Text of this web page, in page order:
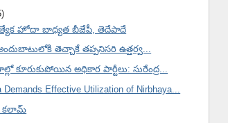
హోదా బాధ్యత బీజేపీ, తెదేపాదే
అందుబాటులోకి తెచ్చాకే తప్పనిసరి ఉత్తర్వ...
కూరుకుపోయిన అధికార పార్టీలు: సురేంద్ర...
Demands Effective Utilization of Nirbhaya...
కలామ్